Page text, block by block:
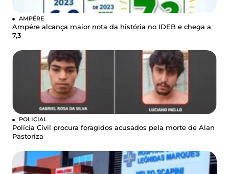
AMPÉRE
Ampére alcança maior nota da história no IDEB e chega a
7,3
POLICIAL
Polícia Civil procura foragidos acusados pela morte de Alan
Pastoriza